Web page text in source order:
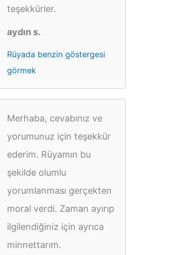
teşekkürler.
aydın s.
Rüyada benzin göstergesi
görmek
Merhaba, cevabınız ve
yorumunuz için teşekkür
ederim. Rüyamın bu
şekilde olumlu
yorumlanması gerçekten
moral verdi. Zaman ayırıp
ilgilendiğiniz için ayrıca
minnettarım.